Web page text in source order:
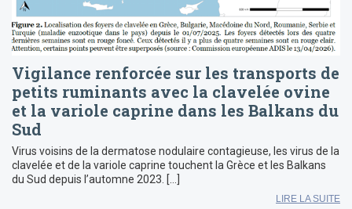
Vigilance renforcée sur les transports de
petits ruminants avec la clavelée ovine
et la variole caprine dans les Balkans du
Sud
Virus voisins de la dermatose nodulaire contagieuse, les virus de la
clavelée et de la variole caprine touchent la Grèce et les Balkans
du Sud depuis l’automne 2023. […]
LIRE LA SUITE